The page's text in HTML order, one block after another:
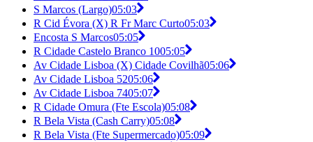
S Marcos (Largo)05:03
R Cid Évora (X) R Fr Marc Curto05:03
Encosta S Marcos05:05
R Cidade Castelo Branco 1005:05
Av Cidade Lisboa (X) Cidade Covilhã05:06
Av Cidade Lisboa 5205:06
Av Cidade Lisboa 7405:07
R Cidade Omura (Fte Escola)05:08
R Bela Vista (Cash Carry)05:08
R Bela Vista (Fte Supermercado)05:09